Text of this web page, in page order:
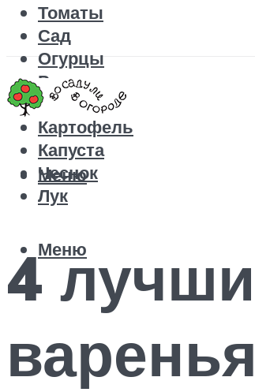
Томаты
Сад
Огурцы
Рецепты
Перец
Картофель
Капуста
Чеснок
Лук
Меню
Меню
4